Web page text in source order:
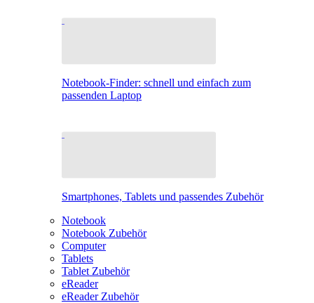
Notebook-Finder: schnell und einfach zum
passenden Laptop
Smartphones, Tablets und passendes Zubehör
Notebook
Notebook Zubehör
Computer
Tablets
Tablet Zubehör
eReader
eReader Zubehör